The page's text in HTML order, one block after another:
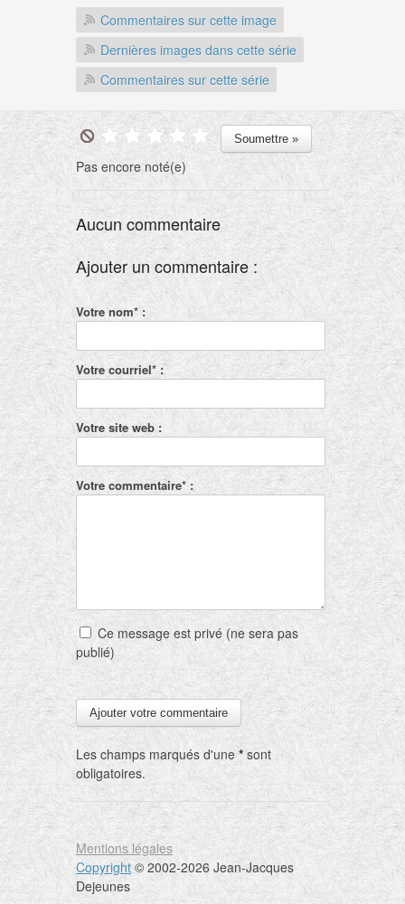
Commentaires sur cette image
Dernières images dans cette série
Commentaires sur cette série
Pas encore noté(e)
Aucun commentaire
Ajouter un commentaire :
Votre nom* :
Votre courriel* :
Votre site web :
Votre commentaire* :
Ce message est privé (ne sera pas
publié)
Les champs marqués d'une * sont
obligatoires.
Mentions légales
Copyright © 2002-2026 Jean-Jacques
Dejeunes